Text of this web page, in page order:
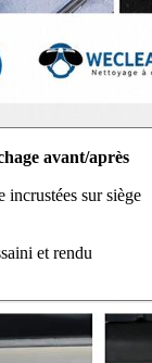
avant/après
incrustées sur siège
et rendu